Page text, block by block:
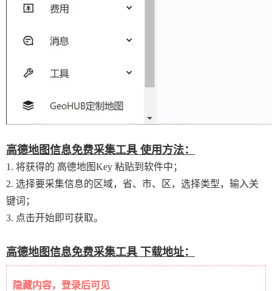
高德地图信息免费采集工具 使用方法：
1. 将获得的 高德地图Key 粘贴到软件中；
2. 选择要采集信息的区域，省、市、区，选择类型，输入关
键词；
3. 点击开始即可获取。
高德地图信息免费采集工具 下载地址：
隐藏内容，登录后可见